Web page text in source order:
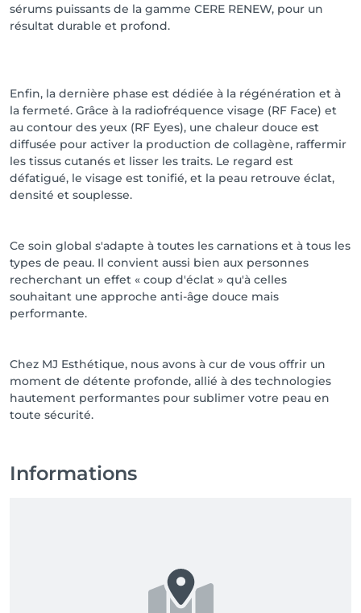
sérums puissants de la gamme CERE RENEW, pour un
résultat durable et profond.
Enfin, la dernière phase est dédiée à la régénération et à
la fermeté. Grâce à la radiofréquence visage (RF Face) et
au contour des yeux (RF Eyes), une chaleur douce est
diffusée pour activer la production de collagène, raffermir
les tissus cutanés et lisser les traits. Le regard est
défatigué, le visage est tonifié, et la peau retrouve éclat,
densité et souplesse.
Ce soin global s'adapte à toutes les carnations et à tous les
types de peau. Il convient aussi bien aux personnes
recherchant un effet « coup d'éclat » qu'à celles
souhaitant une approche anti-âge douce mais
performante.
Chez MJ Esthétique, nous avons à cur de vous offrir un
moment de détente profonde, allié à des technologies
hautement performantes pour sublimer votre peau en
toute sécurité.
Informations